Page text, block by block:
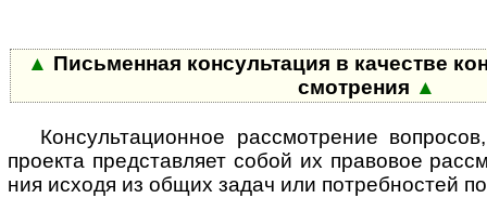
▲ Пись­менная консультация в каче­стве
смот­рения ▲
Консультационное рассмотрение
про­екта пред­став­ляет собой их пра­во­вое
ния исходя из общих задач или потреб­нос­тей